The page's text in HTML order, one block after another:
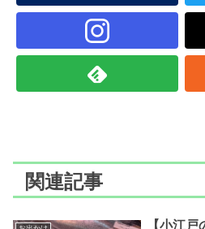
関連記事
【小江